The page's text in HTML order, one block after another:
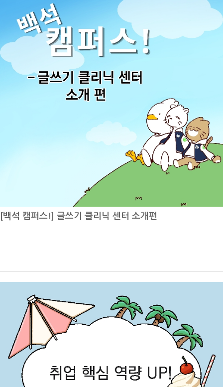
서비스학과가 단순히 객실 승무원을 양성하는 전공이 아니라, 서비스 역
량과 외국어 능력, 안전 의식 등 다양한 전문성을 갖춘 인재를 양성하는
학과라는 점을 알 수 있었습니다. 또한 재학생의 생생한 경험을 통해 전
공 수업과 진로 준비 과정에 대해서도 자세히 살펴볼 수 있었습니다. 항
공서비스학과에 관심 있는 학생들이 이번 인터뷰를 통해 학과에 대한 이
해를 넓히고, 진로를 고민하는 데 도움이 되었기를 바랍니다.
정을 미리 점검하고, 성적 확인과 관련된 공지도 놓치지 않도록 주의해야
합니다. 방학 중에도 필요한 일정을 차분히 준비할 수 있도록 이번 기사
에서는 7월에 진행되는 주요 학사일정을 안내해 드리겠습니다!7월 학사
일정6월 22일~7월 10일 하계 계절학기, 6월 29일~7월 2일 1학기 성
적 열람 기간, 7월 3일 1학기 성적 마감, 7월 6일~7월 17일 2026-2학
기 재입학 신청 기간, 7월 11일~7월 14일 하계 계절학기 성적입력 기
간, 7월 15일~7월 16일 하계 계절학기 성적열람 기간, 7월 17일 하계
계절학기 성적마감7월 학사일정은 하계 계절학기 (6월 22일~7월 10
일), 1학기 성적 열람 기간 (6월 29일~7월 2일), 1학기 성적 마감 (7월
3일), 2026-2학기 재입학 신청 기간 (7월 6일~7월 17일), 하계 계절학
기 성적입력 기간 (7월 11일~7월 14일), 하계 계절학기 성적열람 기간
(7월 15일~7월 16일), 하계 계절학기 성적마감 (7월 17일)입니다. 주요
일정 위주로 안내하겠습니다.6월 22일~7월 10일 하계 계절학기첫 번째
로 6월 22일부터 7월 10일은 하계 계절학기 기간입니다. 계절학기 기간
동안에는 여름방학 동안 부족한 학점을 보완하거나 관심 있는 과목을 추
을 놓치지 않도록 주의하시기 바랍니다. 과목별 수업 방식이나 시험 일정
이 다를 수 있으니 담당 교수님의 안내와 학사 공지도 함께 확인하면 좋
을 것 같습니다!방학 중에도 꾸준히 수업에 참여해야 하는 만큼 개인 일
정과 학업 계획을 미리 조율해 두는 것이 좋습니다. 하계 계절학기를 수
강하는 학생분들께서는 남은 기간 동안 계획적으로 학업을 이어가며 알
찬 방학을 보내시기 바랍니다!6월 29일~7월 2일 1학기 성적열람 기간
두 번째로 6월 29일부터 7월 2일은 1학기 성적열람 기간입니다. 성적열
[백석 캠퍼스!] 글쓰기 클리닉 센터 소개편